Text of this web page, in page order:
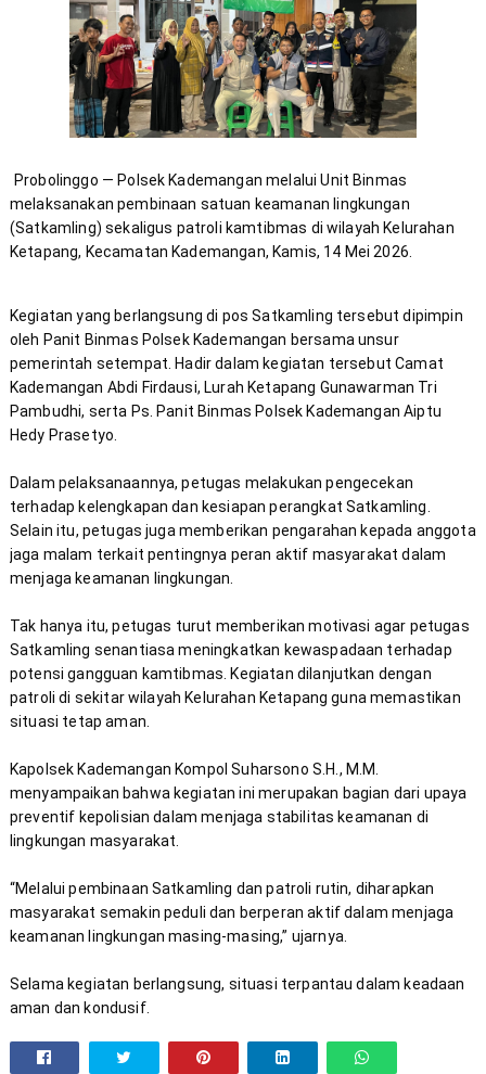
Probolinggo — Polsek Kademangan melalui Unit Binmas
melaksanakan pembinaan satuan keamanan lingkungan
(Satkamling) sekaligus patroli kamtibmas di wilayah Kelurahan
Ketapang, Kecamatan Kademangan, Kamis, 14 Mei 2026.
Kegiatan yang berlangsung di pos Satkamling tersebut dipimpin
oleh Panit Binmas Polsek Kademangan bersama unsur
pemerintah setempat. Hadir dalam kegiatan tersebut Camat
Kademangan Abdi Firdausi, Lurah Ketapang Gunawarman Tri
Pambudhi, serta Ps. Panit Binmas Polsek Kademangan Aiptu
Dalam pelaksanaannya, petugas melakukan pengecekan
terhadap kelengkapan dan kesiapan perangkat Satkamling.
Selain itu, petugas juga memberikan pengarahan kepada anggota
jaga malam terkait pentingnya peran aktif masyarakat dalam
Tak hanya itu, petugas turut memberikan motivasi agar petugas
Satkamling senantiasa meningkatkan kewaspadaan terhadap
potensi gangguan kamtibmas. Kegiatan dilanjutkan dengan
patroli di sekitar wilayah Kelurahan Ketapang guna memastikan
Kapolsek Kademangan Kompol Suharsono S.H., M.M.
menyampaikan bahwa kegiatan ini merupakan bagian dari upaya
preventif kepolisian dalam menjaga stabilitas keamanan di
“Melalui pembinaan Satkamling dan patroli rutin, diharapkan
masyarakat semakin peduli dan berperan aktif dalam menjaga
Selama kegiatan berlangsung, situasi terpantau dalam keadaan
aman dan kondusif.